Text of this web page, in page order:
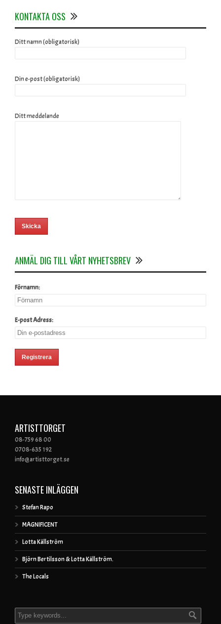
KONTAKTA OSS
Ditt namn (obligatorisk)
Din e-post (obligatorisk)
Ditt meddelande
ANMÄL DIG TILL VÅRT NYHETSBREV
Förnamn:
E-post Adress:
ARTISTTORGET
08-759 68 00
0708-635 192
info@artisttorget.se
SENASTE INLÄGGEN
Stefan Rapo
MAGNIFICENT
Lotta Källström
Björn Bertilsson & Lotta Källström.
The Locals